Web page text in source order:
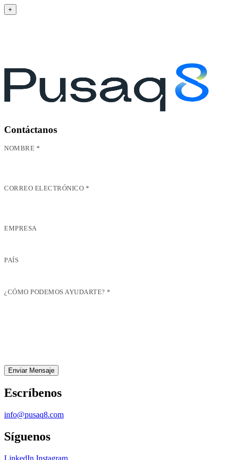
+
Contáctanos
NOMBRE *
CORREO ELECTRÓNICO *
EMPRESA
PAÍS
¿CÓMO PODEMOS AYUDARTE? *
Enviar Mensaje
Escríbenos
info@pusaq8.com
Síguenos
LinkedIn Instagram